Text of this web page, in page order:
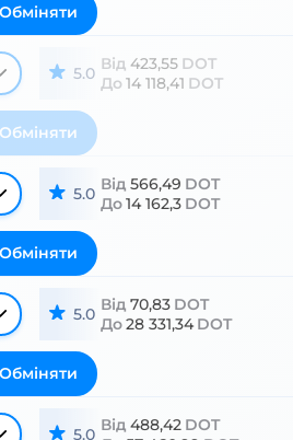
Обміняти
5.0 Від 423,55 DOT
До 14 118,41 DOT
Обміняти
5.0 Від 566,49 DOT
До14 162,3 DOT
Обміняти
5.0 Від 70,83 DOT
До28 331,34 DOT
Обміняти
5.0 Від 488,42 DOT